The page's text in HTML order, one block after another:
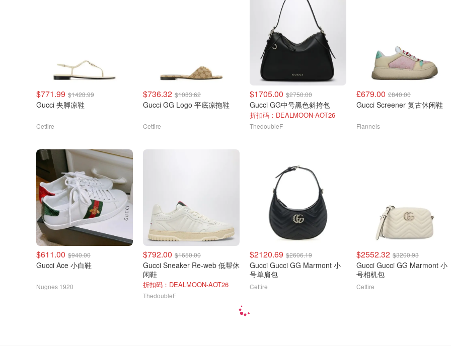
$771.99 $1428.99
Gucci 夹脚凉鞋
Cettire
$736.32 $1083.62
Gucci GG Logo 平底凉拖鞋
Cettire
$1705.00 $2750.00
Gucci GG中号黑色斜挎包
折扣码：DEALMOON-AOT26
ThedoubleF
£679.00 £840.00
Gucci Screener 复古休闲鞋
Flannels
$611.00 $940.00
Gucci Ace 小白鞋
Nugnes 1920
$792.00 $1650.00
Gucci Sneaker Re-web 低帮休
闲鞋
折扣码：DEALMOON-AOT26
ThedoubleF
$2120.69 $2606.19
Gucci Gucci GG Marmont 小
号单肩包
Cettire
$2552.32 $3200.93
Gucci Gucci GG Marmont 小
号相机包
Cettire